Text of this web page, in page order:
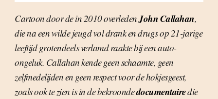
Cartoon door de in 2010 overledenJohn Callahan,
die na een wilde jeugd vol drank en drugs op 21-jarige
leeftijd grotendeels verlamd raakte bij een auto-
ongeluk. Callahan kende geen schaamte, geen
zelfmedelijden en geen respect voor de hokjesgeest,
zoals ook te zien is in de bekroondedocumentairedie